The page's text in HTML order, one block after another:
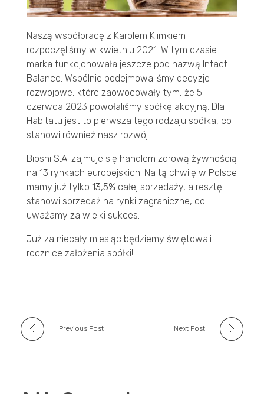
Naszą współpracę z Karolem Klimkiem
rozpoczęliśmy w kwietniu 2021. W tym czasie
marka funkcjonowała jeszcze pod nazwą Intact
Balance. Wspólnie podejmowaliśmy decyzje
rozwojowe, które zaowocowały tym, że 5
czerwca 2023 powołaliśmy spółkę akcyjną. Dla
Habitatu jest to pierwsza tego rodzaju spółka, co
stanowi również nasz rozwój.
Bioshi S.A. zajmuje się handlem zdrową żywnością
na 13 rynkach europejskich. Na tą chwilę w Polsce
mamy już tylko 13,5% całej sprzedaży, a resztę
stanowi sprzedaż na rynki zagraniczne, co
uważamy za wielki sukces.
Już za niecały miesiąc będziemy świętowali
rocznice założenia spółki!
Previous Post Next Post